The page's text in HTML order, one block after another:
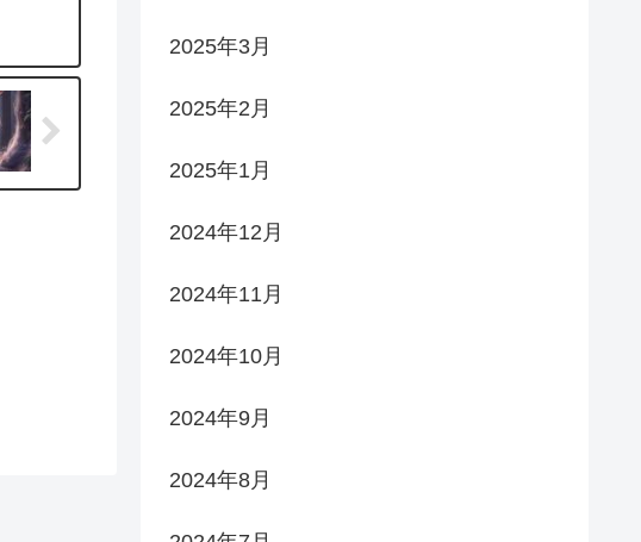
2025年3月
2025年2月
2025年1月
2024年12月
2024年11月
2024年10月
2024年9月
2024年8月